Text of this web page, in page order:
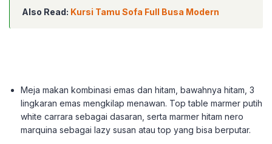
Also Read: Kursi Tamu Sofa Full Busa Modern
Meja makan kombinasi emas dan hitam, bawahnya hitam, 3
lingkaran emas mengkilap menawan. Top table marmer putih
white carrara sebagai dasaran, serta marmer hitam nero
marquina sebagai lazy susan atau top yang bisa berputar.